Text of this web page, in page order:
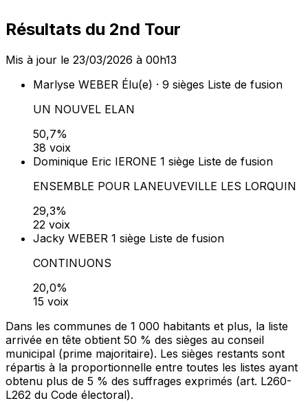
Résultats du 2nd Tour
Mis à jour le 23/03/2026 à 00h13
Marlyse WEBER Élu(e) · 9 sièges Liste de fusion
UN NOUVEL ELAN
50,7%
38 voix
Dominique Eric IERONE 1 siège Liste de fusion
ENSEMBLE POUR LANEUVEVILLE LES LORQUIN
29,3%
22 voix
Jacky WEBER 1 siège Liste de fusion
CONTINUONS
20,0%
15 voix
Dans les communes de 1 000 habitants et plus, la liste
arrivée en tête obtient 50 % des sièges au conseil
municipal (prime majoritaire). Les sièges restants sont
répartis à la proportionnelle entre toutes les listes ayant
obtenu plus de 5 % des suffrages exprimés (art. L260-
L262 du Code électoral).